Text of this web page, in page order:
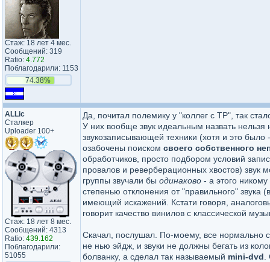
Стаж: 18 лет 4 мес.
Сообщений: 319
Ratio: 4.772
Поблагодарили: 1153
74.38%
ALLic
Сталкер
Uploader 100+
Стаж: 18 лет 8 мес.
Сообщений: 4313
Ratio: 439.162
Поблагодарили:
51055
Да, почитал полемику у "коллег с ТР", так
У них вообще звук идеальным назвать
звукозаписывающей техники (хотя и это
озабочены поиском своего собственного
обработчиков, просто подбором условий
провалов и реверберационных хвостов) звук
группы звучали бы одинаково - а этого
степенью отклонения от "правильного" звука
имеющий искажений. Кстати говоря,
говорит качество винилов с классической
Скачал, послушал. По-моему, все нормально
не нью эйдж, и звуки не должны бегать из
болванку, а сделал так называемый mini-dvd